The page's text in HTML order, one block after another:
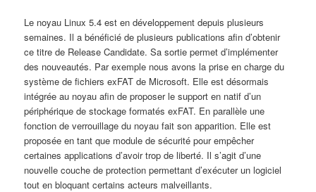
Le noyau Linux 5.4 est en développement depuis plusieurs
semaines. Il a bénéficié de plusieurs publications afin d’obtenir
ce titre de Release Candidate. Sa sortie permet d’implémenter
des nouveautés. Par exemple nous avons la prise en charge du
système de fichiers exFAT de Microsoft. Elle est désormais
intégrée au noyau afin de proposer le support en natif d’un
périphérique de stockage formatés exFAT. En parallèle une
fonction de verrouillage du noyau fait son apparition. Elle est
proposée en tant que module de sécurité pour empêcher
certaines applications d’avoir trop de liberté. Il s’agit d’une
nouvelle couche de protection permettant d’exécuter un logiciel
tout en bloquant certains acteurs malveillants.